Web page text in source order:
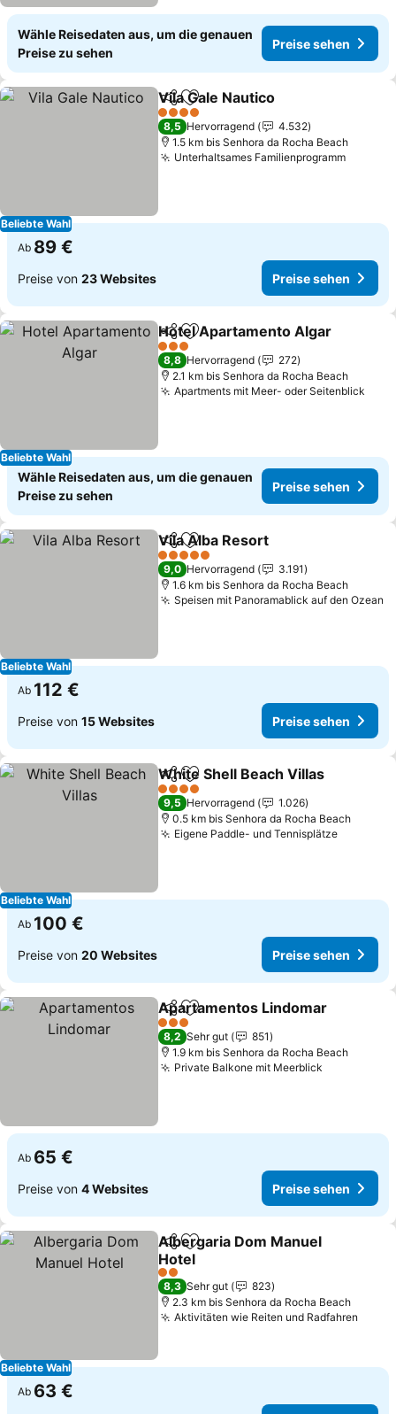
Wähle Reisedaten aus, um die genauen
Preise zu sehen
Preise sehen
Beliebte Wahl
TeilenZu Favoriten hinzufügen
Vila Gale Nautico
4 Sterne
8,5 Hervorragend
4.532
1.5 km bis Senhora da Rocha Beach
Unterhaltsames FamilienprogrammPreise
Ab 89 €
Preise von 23 Websites Preise sehen
Beliebte Wahl
TeilenZu Favoriten hinzufügen
Hotel Apartamento Algar
3 Sterne
8,8 Hervorragend
272
2.1 km bis Senhora da Rocha Beach
Apartments mit Meer- oder Seitenblick
Wähle Reisedaten aus, um die genauen
Preise zu sehen
Preise sehen
Beliebte Wahl
TeilenZu Favoriten hinzufügen
Vila Alba Resort
5 Sterne
9,0 Hervorragend
3.191
1.6 km bis Senhora da Rocha Beach
Speisen mit Panoramablick auf den Ozean
Ab 112 €
Preise von 15 Websites Preise sehen
Beliebte Wahl
TeilenZu Favoriten hinzufügen
White Shell Beach Villas
4 Sterne
9,5 Hervorragend
1.026
0.5 km bis Senhora da Rocha Beach
Eigene Paddle- und TennisplätzePreise
Ab 100 €
Preise von 20 Websites Preise sehen
TeilenZu Favoriten hinzufügen
Apartamentos Lindomar
3 Sterne
8,2 Sehr gut
851
1.9 km bis Senhora da Rocha Beach
Private Balkone mit Meerblick
Ab 65 €
Preise von 4 Websites Preise sehen
Beliebte Wahl
TeilenZu Favoriten hinzufügen
Albergaria Dom Manuel
Hotel
Preise sehen
2 Sterne
8,3 Sehr gut
823
2.3 km bis Senhora da Rocha Beach
Aktivitäten wie Reiten und Radfahren
Ab 63 €